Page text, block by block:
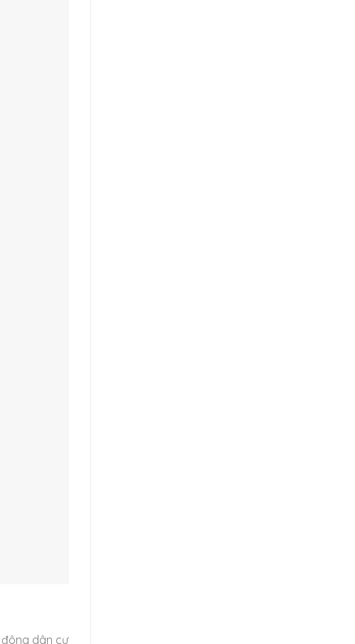
dân cư